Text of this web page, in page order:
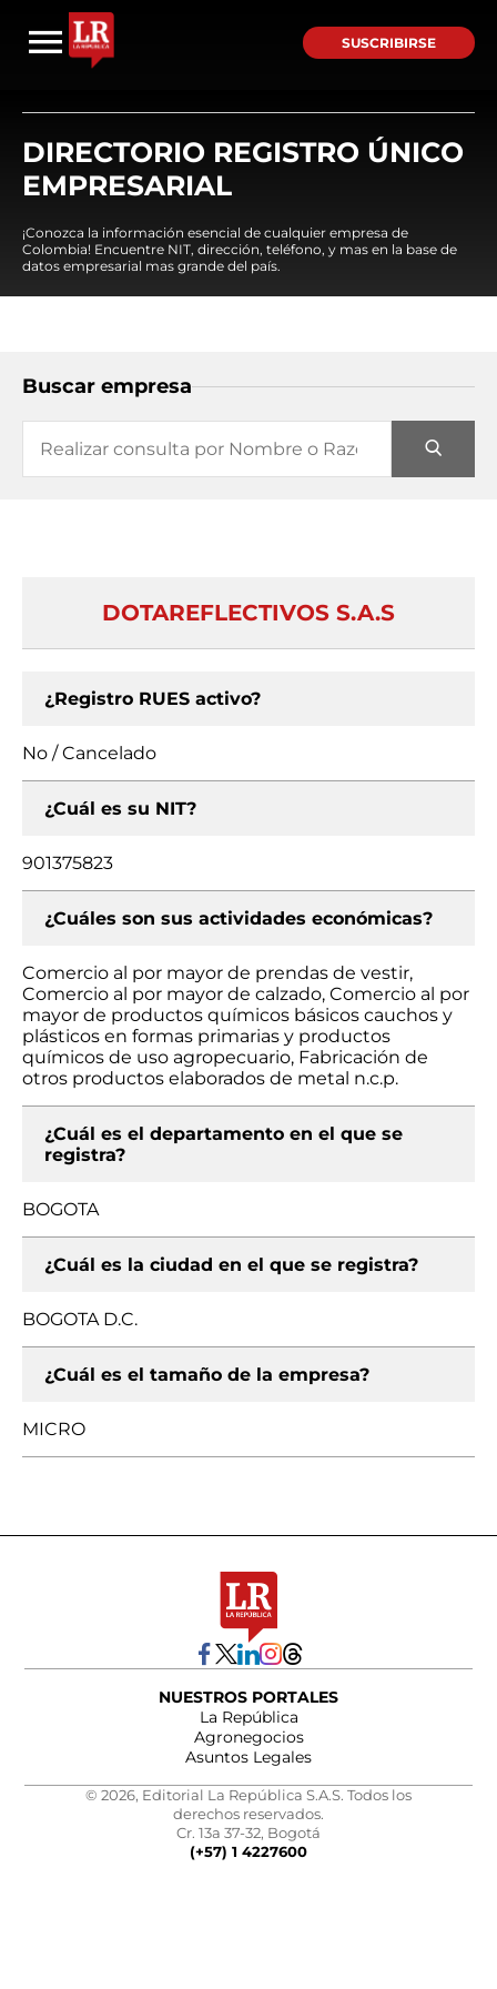
SUSCRIBIRSE
DIRECTORIO REGISTRO ÚNICO
EMPRESARIAL
¡Conozca la información esencial de cualquier empresa de
Colombia! Encuentre NIT, dirección, teléfono, y mas en la base de
datos empresarial mas grande del país.
Buscar empresa
DOTAREFLECTIVOS S.A.S
¿Registro RUES activo?
No / Cancelado
¿Cuál es su NIT?
901375823
¿Cuáles son sus actividades económicas?
Comercio al por mayor de prendas de vestir,
Comercio al por mayor de calzado, Comercio al por
mayor de productos químicos básicos cauchos y
plásticos en formas primarias y productos
químicos de uso agropecuario, Fabricación de
otros productos elaborados de metal n.c.p.
¿Cuál es el departamento en el que se
registra?
BOGOTA
¿Cuál es la ciudad en el que se registra?
BOGOTA D.C.
¿Cuál es el tamaño de la empresa?
MICRO
NUESTROS PORTALES
La República
Agronegocios
Asuntos Legales
© 2026, Editorial La República S.A.S. Todos los
derechos reservados.
Cr. 13a 37-32, Bogotá
(+57) 1 4227600